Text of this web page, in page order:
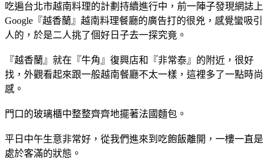
吃遍台北市越南料理的計劃持續進行中，前一陣子發現網誌上
Google『越香蘭』越南料理餐廳的廣告打的很兇，感覺蠻吸引
人的，於是二人挑了個好日子去一探究竟。
『越香蘭』就在『牛角』復興店和『非常泰』的附近，很好
找，外觀看起來跟一般越南餐廳不太一樣，這裡多了一點時尚
感。
門口的玻璃櫃中整整齊齊地擺著法國麵包。
平日中午生意非常好，從我們進來到吃飽飯離開，一樓一直是
處於客滿的狀態。